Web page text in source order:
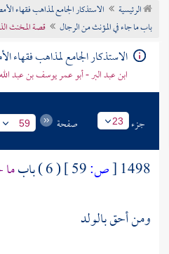
تراجم الأعلام
الرئيسية الاستذكار الجامع لمذاهب فقهاء
باب ما جاء في المؤنث من الرجال
قصة المخنث
الاستذكار الجامع لمذاهب فقهاء
ابن عبد البر - أبو عمر يوسف بن عبد
جزء 23 صفحة 59
1498
[ص: ( 6 ) باب
ومن أحق بالولد